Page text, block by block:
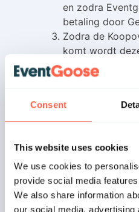
Consent
This website uses cookies
We use cookies to
provide social media
We also share information
our social media,
en zodra
betaling door
Zodra de
komt wordt
Gebruiker
Eventgoose zal
Dienst, waarvan
is via de
vanwege de
betreffende
kan niet